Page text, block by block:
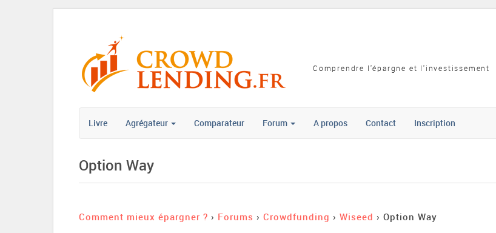
Comprendre l'épargne et l'investissement
Livre Agrégateur Comparateur Forum A propos Contact Inscription
Option Way
Comment mieux épargner ? › Forums › Crowdfunding › Wiseed › Option Way